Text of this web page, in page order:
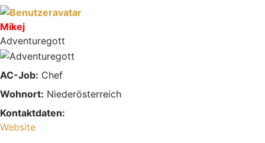
Mikej
Adventuregott
AC-Job: Chef
Wohnort: Niederösterreich
Kontaktdaten:
Kontaktdaten von Mikej
Website